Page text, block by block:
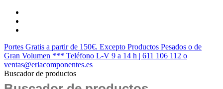
Saltar
contenido
Portes Gratis a partir de 150€. Excepto Productos Pesados o de
Gran Volumen *** Teléfono L-V 9 a 14 h | 611 106 112 o
ventas@eriacomponentes.es
Buscador de productos